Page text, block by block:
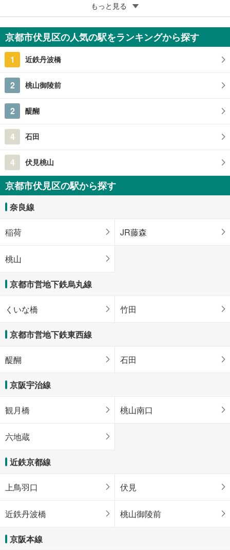
京都市伏見区深草大亀谷東寺町
3億3,000万円
10SLDK＋離れ
608.08m2
京都府京都市伏見区深草大亀谷東寺町
もっと見る
京都市伏見区の人気の駅をランキングから探す
1 近鉄丹波橋
2 桃山御陵前
2 醍醐
4 石田
4 伏見桃山
京都市伏見区の駅から探す
奈良線
稲荷 JR藤森
桃山
京都市営地下鉄烏丸線
くいな橋 竹田
京都市営地下鉄東西線
醍醐 石田
京阪宇治線
観月橋 桃山南口
六地蔵
近鉄京都線
上鳥羽口 伏見
近鉄丹波橋 桃山御陵前
京阪本線